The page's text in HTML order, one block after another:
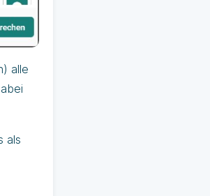
alle
als